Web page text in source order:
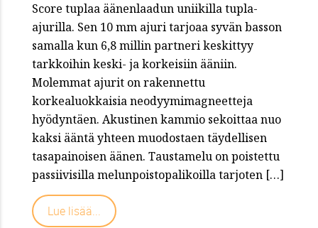
Score tuplaa äänenlaadun uniikilla tupla-
ajurilla. Sen 10 mm ajuri tarjoaa syvän basson
samalla kun 6,8 millin partneri keskittyy
tarkkoihin keski- ja korkeisiin ääniin.
Molemmat ajurit on rakennettu
korkealuokkaisia neodyymimagneetteja
hyödyntäen. Akustinen kammio sekoittaa nuo
kaksi ääntä yhteen muodostaen täydellisen
tasapainoisen äänen. Taustamelu on poistettu
passiivisilla melunpoistopalikoilla tarjoten […]
Lue lisää...